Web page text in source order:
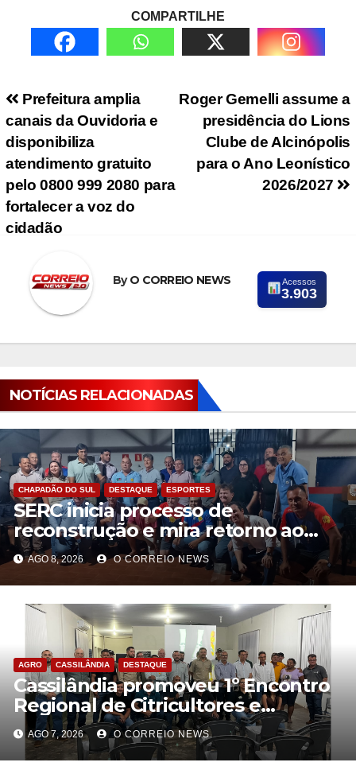
COMPARTILHE
Navegação de PostRoger Gemelli assume a
presidência do Lions
Clube de Alcinópolis
para o Ano Leonístico
2026/2027
Prefeitura amplia
canais da Ouvidoria e
disponibiliza
atendimento gratuito
pelo 0800 999 2080 para
fortalecer a voz do
cidadão
ByO CORREIO NEWS Acessos
3.903
NOTÍCIAS RELACIONADAS
CHAPADÃO DO SUL DESTAQUE ESPORTES
SERC inicia processo de
reconstrução e mira retorno ao
futebol profissional em Chapadão
do Sul
AGO 8, 2026 O CORREIO NEWS
AGRO CASSILÂNDIA DESTAQUE
Cassilândia promoveu 1º Encontro
Regional de Citricultores e
fortalece o desenvolvimento da
citricultura
AGO 7, 2026 O CORREIO NEWS